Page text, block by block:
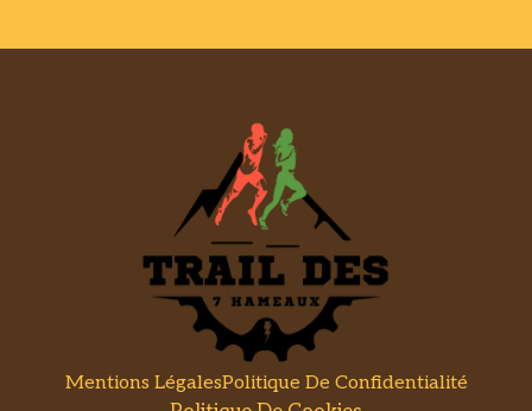
Mentions LégalesPolitique De Confidentialité